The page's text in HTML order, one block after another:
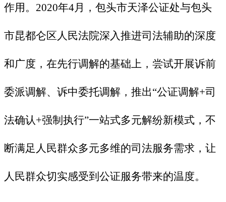
作用。2020年4月，包头市天泽公证处与包头
市昆都仑区人民法院深入推进司法辅助的深度
和广度，在先行调解的基础上，尝试开展诉前
委派调解、诉中委托调解，推出“公证调解+司
法确认+强制执行”一站式多元解纷新模式，不
断满足人民群众多元多维的司法服务需求，让
人民群众切实感受到公证服务带来的温度。